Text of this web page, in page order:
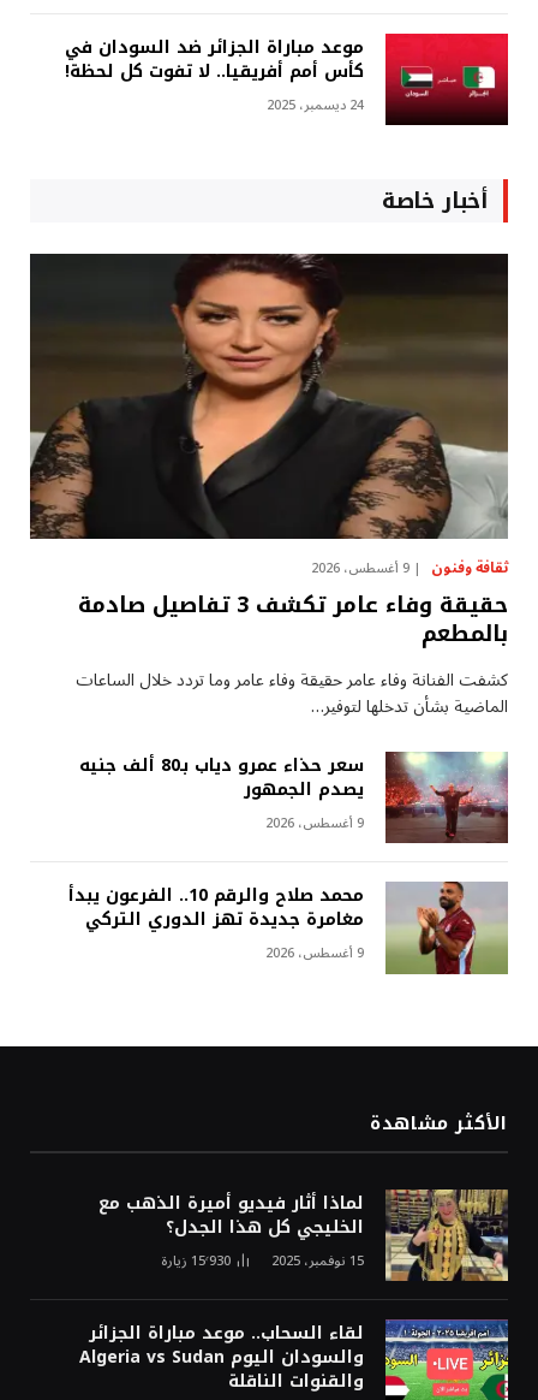
موعد مباراة الجزائر ضد السودان في
كأس أمم أفريقيا.. لا تفوت كل لحظة!
24 ديسمبر، 2025
أخبار خاصة
ثقافة وفنون 9 أغسطس، 2026
حقيقة وفاء عامر تكشف 3 تفاصيل صادمة
بالمطعم
كشفت الفنانة وفاء عامر حقيقة وفاء عامر وما تردد خلال الساعات
الماضية بشأن تدخلها لتوفير…
سعر حذاء عمرو دياب بـ80 ألف جنيه
يصدم الجمهور
9 أغسطس، 2026
محمد صلاح والرقم 10.. الفرعون يبدأ
مغامرة جديدة تهز الدوري التركي
9 أغسطس، 2026
الأكثر مشاهدة
لماذا أثار فيديو أميرة الذهب مع
الخليجي كل هذا الجدل؟
15 نوفمبر، 2025 15٬930 زيارة
لقاء السحاب.. موعد مباراة الجزائر
والسودان اليوم Algeria vs Sudan
والقنوات الناقلة